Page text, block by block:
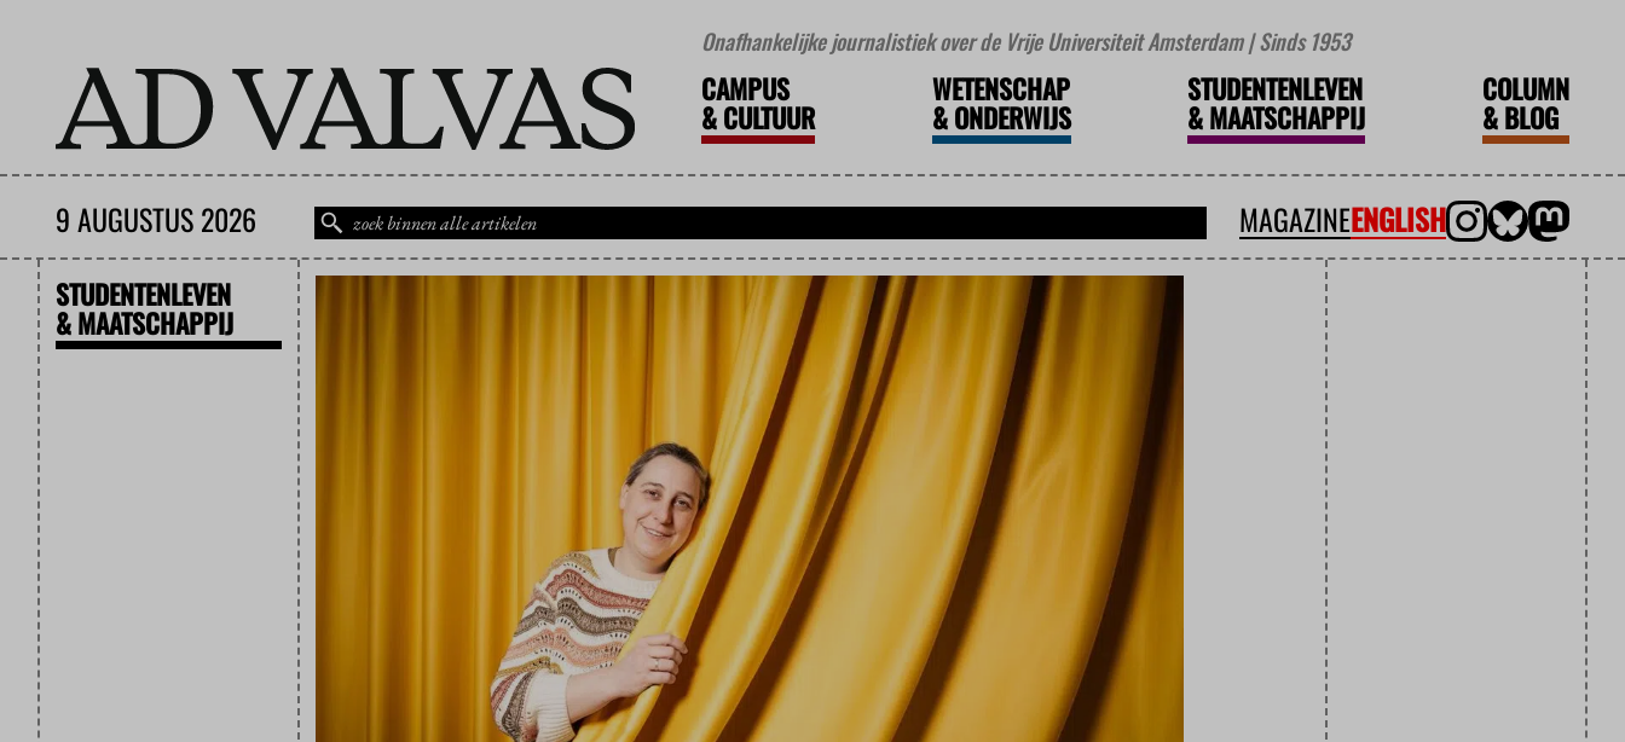
Onafhankelijke journalistiek over de Vrije Universiteit Amsterdam | Sinds 1953
CAMPUS
&CULTUUR
WETENSCHAP
&ONDERWIJS
STUDENTENLEVEN
&MAATSCHAPPIJ
COLUMN
&BLOG
9 AUGUSTUS 2026 MAGAZINEENGLISH
STUDENTENLEVEN
& MAATSCHAPPIJ